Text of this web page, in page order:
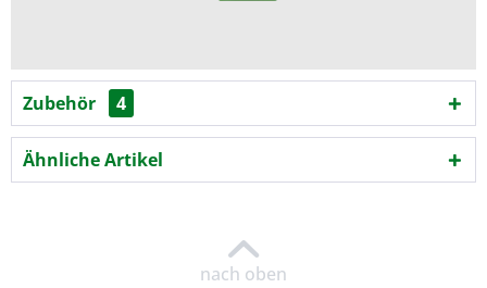
Zubehör 4
Ähnliche Artikel
nach oben